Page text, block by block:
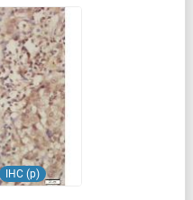
IHC (p)